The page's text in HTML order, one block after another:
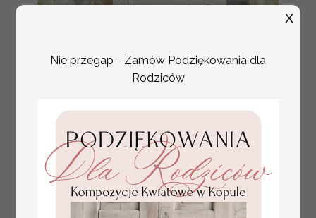
ślubne wizytówki winietki
na stół weselny, złote
lub srebrne napisy
tłoczone kwiaty na
winietkach ślubnych
3.00 PLN
Nie przegap - Zamów Podziękowania dla
Rodziców
X